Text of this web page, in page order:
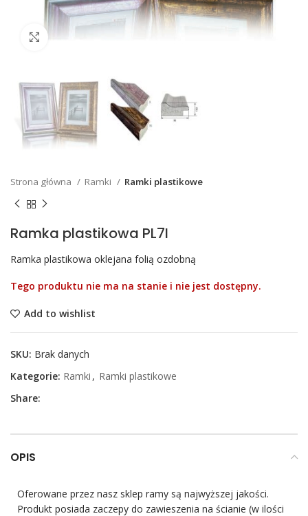
Click to enlarge
Strona główna Ramki Ramki plastikowe
Ramka plastikowa PL7I
Ramka plastikowa oklejana folią ozdobną
Tego produktu nie ma na stanie i nie jest dostępny.
Add to wishlist
SKU: Brak danych
Kategorie: Ramki , Ramki plastikowe
Share:
OPIS
Oferowane przez nasz sklep ramy są najwyższej jakości.
Produkt posiada zaczepy do zawieszenia na ścianie (w ilości